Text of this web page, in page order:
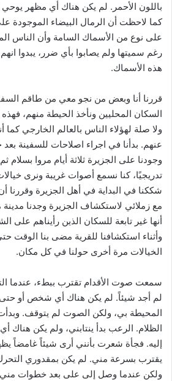
باللون الأحمر. لم يكن هناك أي مظهر يوحي
كما لاحظت أن الرمال البيضاء الموجودة
على نوع من الأسماك السامة وأن الناس
رغم سميتها ولم يصابوا بأي ضرر، يبدوا
هذه الأسماك.
قررنا أنا وبعض من نجو معي من طاقم
السكان المحليين ونأخذ الحيطة منهم،
ولا صلة لهؤلاء الناس بالعالم الخارجي
عنهم. بدأنا في اجراء اصلاحات للسفينة
وجودنا على الجزيرة ثلاثة أيام مروا بسلام
تدريجيًا، كنا نسمع أصوات غريبة ونرى
شككنا في البداية في أهل الجزيرة وقررنا
مع زملائي لاستكشاف الجزيرة وجدنا مدينة
أنها غير تابعة للسكان الذين رأيناهم على
وأثناء استكشافنا للقرية مضى بنا الوقت
الخيالات مرة أخرى حولنا في كل مكان.
سمعت صوت الأقدام تقترب ببطء، عندما
لم أجد شيئاً. لم يكن هناك أي شخص أو
المحيطة بي، ولكن الصوت لم يتوقف.
الظلام. الرعب بدأ ينتابني، ولم يكن هناك
إليه. فجأة شعرت بأنني أرى شيئاً غامضاً
يقترب بسرعة مني. لم يكن بمقدوري
ولكن عندما وصل إلى على بعد خطوات